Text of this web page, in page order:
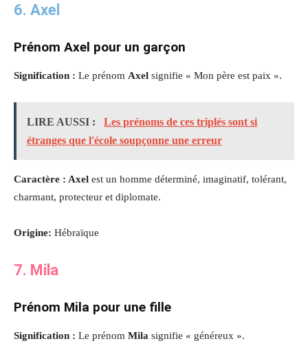
6. Axel
Prénom Axel pour un garçon
Signification : Le prénom Axel signifie « Mon père est paix ».
LIRE AUSSI :
Les prénoms de ces triplés sont si
étranges que l'école soupçonne une erreur
Caractère : Axel est un homme déterminé, imaginatif, tolérant,
charmant, protecteur et diplomate.
Origine: Hébraïque
7. Mila
Prénom Mila pour une fille
Signification : Le prénom Mila signifie « généreux ».